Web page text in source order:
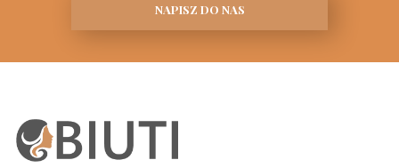
NAPISZ DO NAS